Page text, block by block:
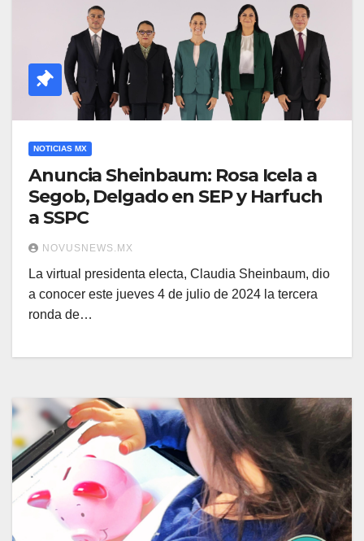
NOTICIAS MX
Anuncia Sheinbaum: Rosa Icela a
Segob, Delgado en SEP y Harfuch
a SSPC
NOVUSNEWS.MX
La virtual presidenta electa, Claudia Sheinbaum, dio
a conocer este jueves 4 de julio de 2024 la tercera
ronda de…